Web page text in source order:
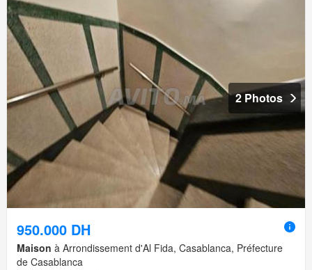
2 Photos
950.000 DH
Maison à Arrondissement d'Al Fida, Casablanca, Préfecture
de Casablanca